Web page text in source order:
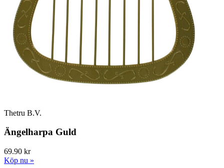
Thetru B.V.
Ängelharpa Guld
69.90 kr
Köp nu »